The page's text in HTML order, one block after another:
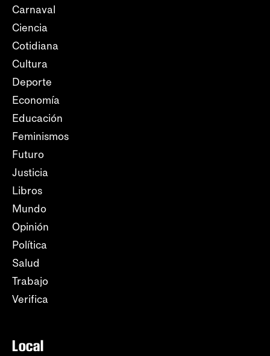
Carnaval
Ciencia
Cotidiana
Cultura
Deporte
Economía
Educación
Feminismos
Futuro
Justicia
Libros
Mundo
Opinión
Política
Salud
Trabajo
Verifica
Local